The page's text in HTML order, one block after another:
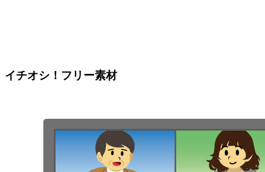
イチオシ！フリー素材